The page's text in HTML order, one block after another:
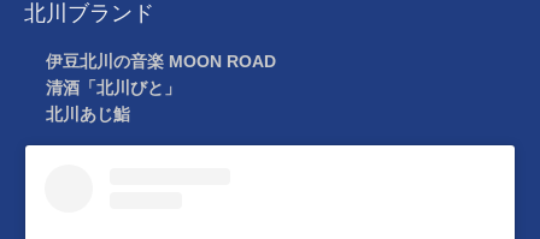
北川ブランド
伊豆北川の音楽 MOON ROAD
清酒「北川びと」
北川あじ鮨